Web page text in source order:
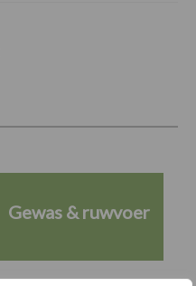
Gewas & ruwvoer